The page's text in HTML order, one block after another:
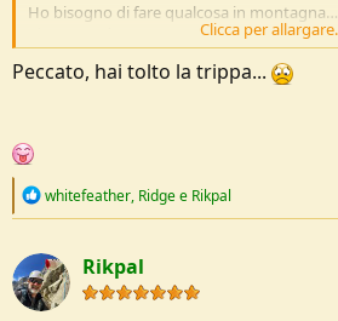
Ho bisogno di fare qualcosa in montagna…
Vivo a MI, dove posso andare giovedì su
Magari un bivacco senzatroppaneve…
Clicca per
Peccato, hai tolto la trippa...
R
c
t
i
o
whitefeather, Ridgee Rikpal
Rikpal